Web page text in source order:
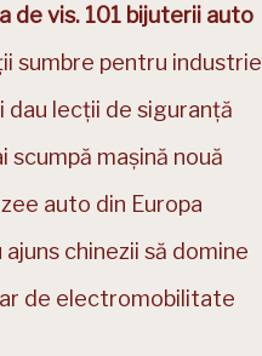
de vis. 101 bijuterii auto
sumbre pentru industrie
dau lecții de siguranță
scumpă mașină nouă
auto din Europa
ajuns chinezii să domine
de electromobilitate